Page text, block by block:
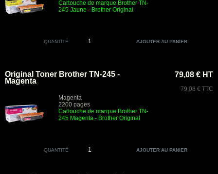
Cartouche de marque Brother TN-
245 Jaune - Brother Original
QUANTITÉ
Original Toner Brother TN-245 -
Magenta
Magenta
2200 pages
Cartouche de marque Brother TN-
245 Magenta - Brother Original
79,08 € HT
79,08 € TTC
QUANTITÉ